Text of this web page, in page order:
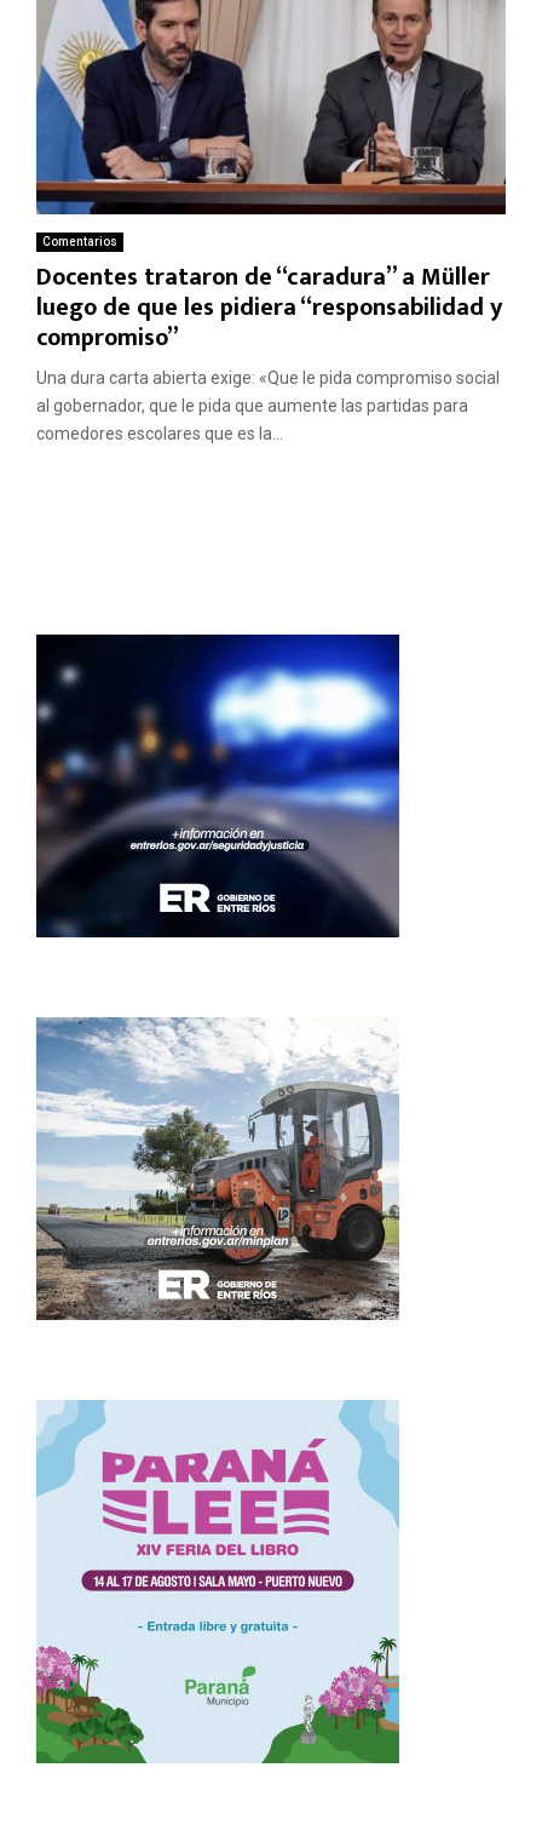
Comentarios
Docentes trataron de “caradura” a Müller
luego de que les pidiera “responsabilidad y
compromiso”
Una dura carta abierta exige: «Que le pida compromiso social
al gobernador, que le pida que aumente las partidas para
comedores escolares que es la...